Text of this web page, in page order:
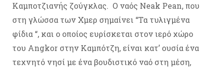
Καμποτζιανής ζούγκλας. Ο ναός Neak Pean, που
στη γλώσσα των Χμερ σημαίνει “Τα τυλιγμένα
φίδια “, και ο οποίος ευρίσκεται στον ιερό χώρο
του Angkor στην Καμπότζη, είναι κατ’ ουσία ένα
τεχνητό νησί με ένα βουδιστικό ναό στη μέση,